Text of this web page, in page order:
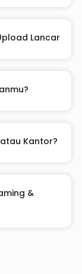
Lancar
Kantor?
&